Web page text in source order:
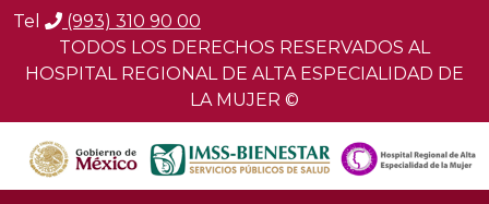
Tel
(993) 310 90 00
TODOS LOS DERECHOS RESERVADOS AL
HOSPITAL REGIONAL DE ALTA ESPECIALIDAD DE
LA MUJER ©